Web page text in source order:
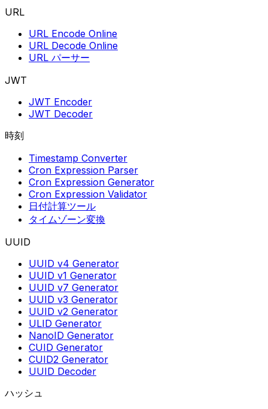
URL
URL Encode Online
URL Decode Online
URL パーサー
JWT
JWT Encoder
JWT Decoder
時刻
Timestamp Converter
Cron Expression Parser
Cron Expression Generator
Cron Expression Validator
日付計算ツール
タイムゾーン変換
UUID
UUID v4 Generator
UUID v1 Generator
UUID v7 Generator
UUID v3 Generator
UUID v2 Generator
ULID Generator
NanoID Generator
CUID Generator
CUID2 Generator
UUID Decoder
ハッシュ